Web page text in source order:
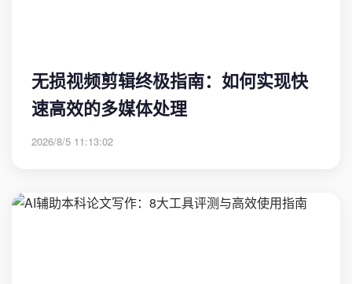
无损视频剪辑终极指南：如何实现快
速高效的多媒体处理
2026/8/5 11:13:02